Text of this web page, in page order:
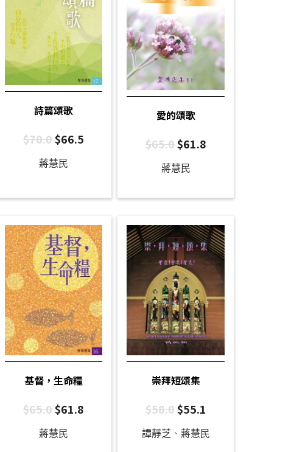
詩篇頌歌
$70.0$66.5
蔣慧民
愛的頌歌
$65.0$61.8
蔣慧民
基督，生命糧
$65.0$61.8
蔣慧民
崇拜短頌集
$58.0$55.1
譚靜芝、 蔣慧民